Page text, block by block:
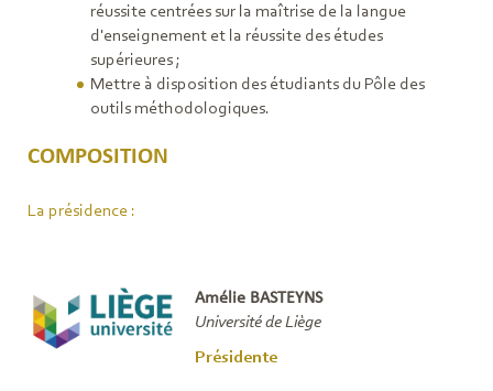
réussite centrées sur la maîtrise de la langue
d'enseignement et la réussite des études
supérieures ;
Mettre à disposition des étudiants du Pôle des
outils méthodologiques.
COMPOSITION
La présidence :
Amélie BASTEYNS
Université de Liège
Présidente